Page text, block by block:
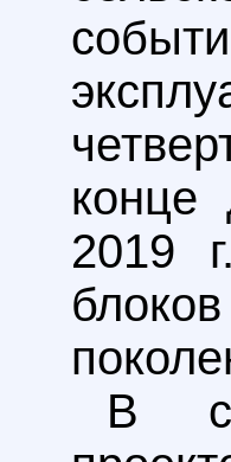
конце
2019
В